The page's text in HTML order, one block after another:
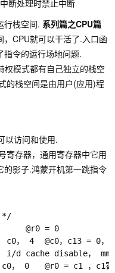
断处理时禁止中断
行栈空间. 系列篇之CPU篇
CPU就可以干活了.入口函
指令的运行场地问题.
权模式都有自己独立的栈空
的栈空间是由用户(应用)程
以访问和使用.
寄存器，通用寄存器中它用
的影子.鸿蒙开机第一跳指令
*/
第64页
d cache disable，
解释见第64页